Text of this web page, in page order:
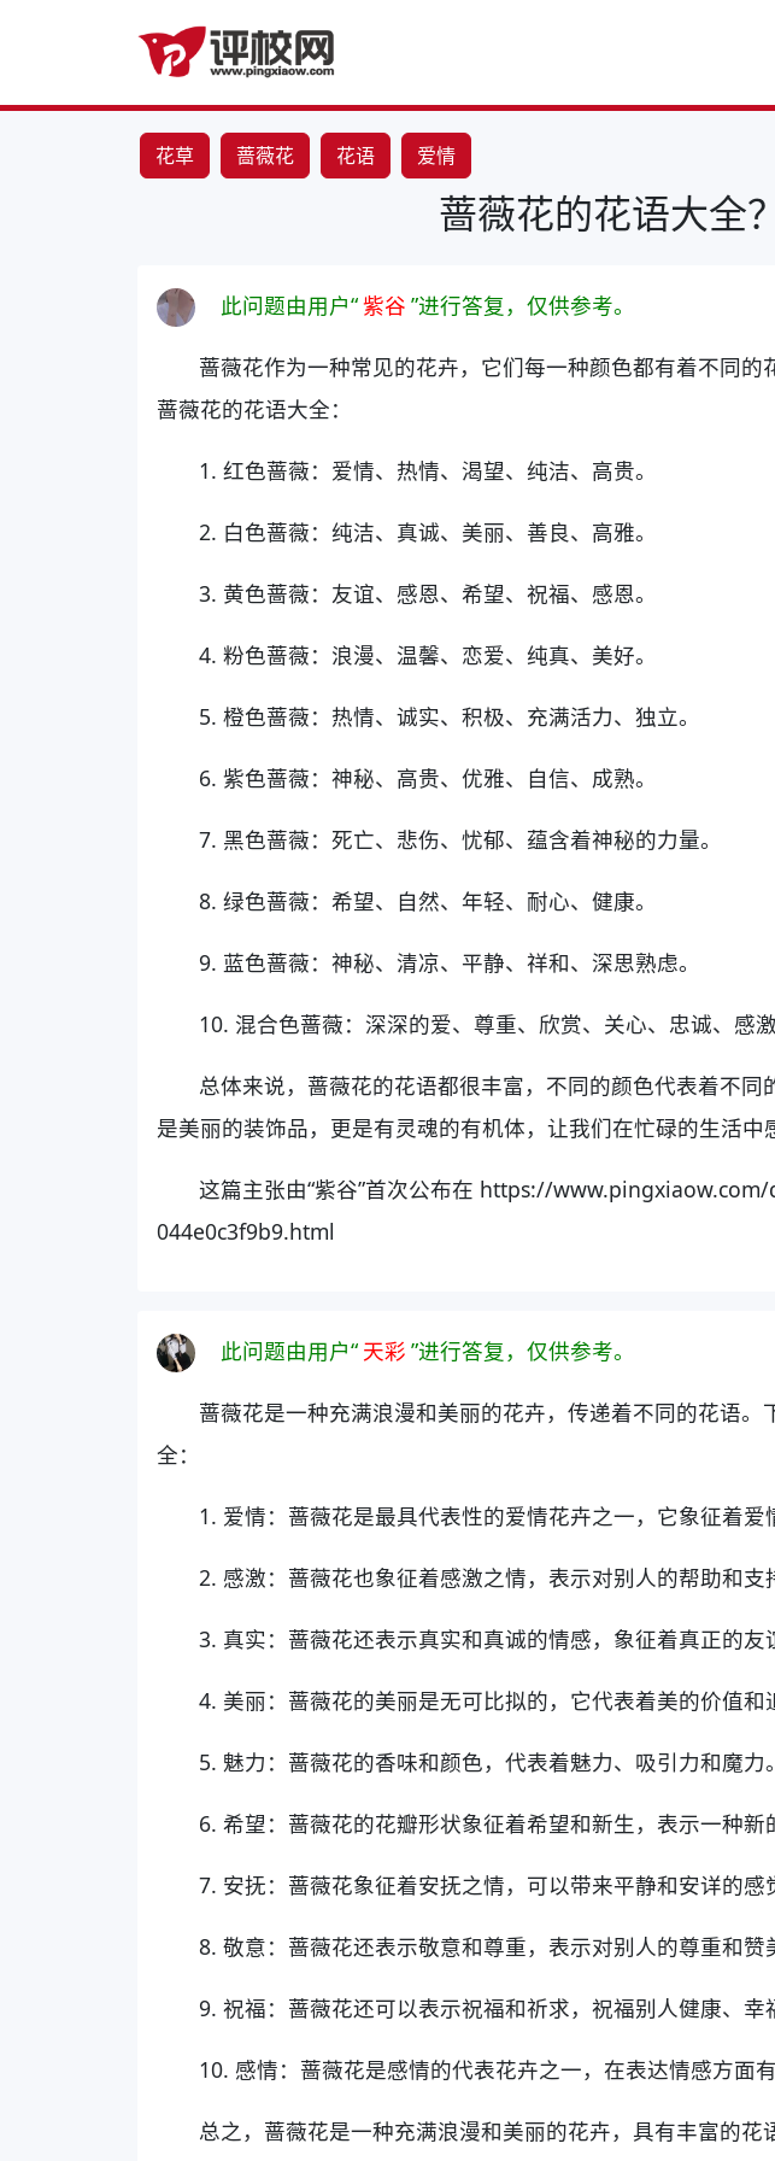
花草 蔷薇花 花语 爱情
蔷薇花的花语大
此问题由用户“紫谷 ”进行答复，仅供参考。
蔷薇花作为一种常见的花卉，它们每一种颜色都有着不同的
蔷薇花的花语大全：
1. 红色蔷薇：爱情、热情、渴望、纯洁、高贵。
2. 白色蔷薇：纯洁、真诚、美丽、善良、高雅。
3. 黄色蔷薇：友谊、感恩、希望、祝福、感恩。
4. 粉色蔷薇：浪漫、温馨、恋爱、纯真、美好。
5. 橙色蔷薇：热情、诚实、积极、充满活力、独立。
6. 紫色蔷薇：神秘、高贵、优雅、自信、成熟。
7. 黑色蔷薇：死亡、悲伤、忧郁、蕴含着神秘的力量。
8. 绿色蔷薇：希望、自然、年轻、耐心、健康。
9. 蓝色蔷薇：神秘、清凉、平静、祥和、深思熟虑。
10. 混合色蔷薇：深深的爱、尊重、欣赏、关心、忠诚、感激
总体来说，蔷薇花的花语都很丰富，不同的颜色代表着不同
是美丽的装饰品，更是有灵魂的有机体，让我们在忙碌的生活中
这篇主张由“紫谷”首次公布在 https://
044e0c3f9b9.html
此问题由用户“ 天彩 ”进行答复，仅供参考。
蔷薇花是一种充满浪漫和美丽的花卉，传递着不同的花语。
全：
1. 爱情：蔷薇花是最具代表性的爱情花卉之一，它象征着爱
2. 感激：蔷薇花也象征着感激之情，表示对别人的帮助和支
3. 真实：蔷薇花还表示真实和真诚的情感，象征着真正的友
4. 美丽：蔷薇花的美丽是无可比拟的，它代表着美的价值和
5. 魅力：蔷薇花的香味和颜色，代表着魅力、吸引力和魔力。
6. 希望：蔷薇花的花瓣形状象征着希望和新生，表示一种新
7. 安抚：蔷薇花象征着安抚之情，可以带来平静和安详的感
8. 敬意：蔷薇花还表示敬意和尊重，表示对别人的尊重和赞
9. 祝福：蔷薇花还可以表示祝福和祈求，祝福别人健康、幸
10. 感情：蔷薇花是感情的代表花卉之一，在表达情感方面有
总之，蔷薇花是一种充满浪漫和美丽的花卉，具有丰富的花